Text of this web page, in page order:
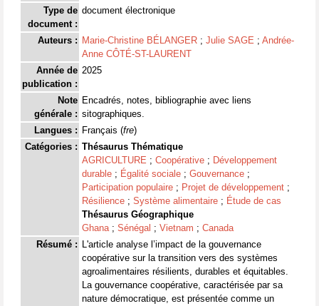
Type de
document :
document électronique
Auteurs : Marie-Christine BÉLANGER ; Julie SAGE ; Andrée-
Anne CÔTÉ-ST-LAURENT
Année de
publication :
2025
Note
générale :
Encadrés, notes, bibliographie avec liens
sitographiques.
Langues : Français (fre)
Catégories : Thésaurus Thématique
AGRICULTURE ; Coopérative ; Développement
durable ; Égalité sociale ; Gouvernance ;
Participation populaire ; Projet de développement ;
Résilience ; Système alimentaire ; Étude de cas
Thésaurus Géographique
Ghana; Sénégal ; Vietnam ; Canada
Résumé : L'article analyse l’impact de la gouvernance
coopérative sur la transition vers des systèmes
agroalimentaires résilients, durables et équitables.
La gouvernance coopérative, caractérisée par sa
nature démocratique, est présentée comme un